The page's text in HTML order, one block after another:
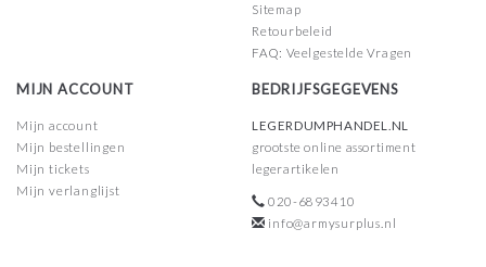
Sitemap
Retourbeleid
FAQ: Veelgestelde Vragen
MIJN ACCOUNT
Mijn account
Mijn bestellingen
Mijn tickets
Mijn verlanglijst
BEDRIJFSGEGEVENS
LEGERDUMPHANDEL.NL
grootste online assortiment
legerartikelen
020-6893410
info@armysurplus.nl